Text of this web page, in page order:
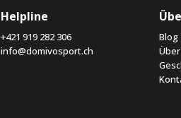
Helpline
+421 919 282 306
info@domivosport.ch
Blog